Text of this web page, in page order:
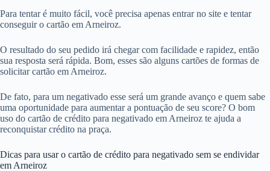
Para tentar é muito fácil, você precisa apenas entrar no site e tentar
conseguir o cartão em Arneiroz.
O resultado do seu pedido irá chegar com facilidade e rapidez, então
sua resposta será rápida. Bom, esses são alguns cartões de formas de
solicitar cartão em Arneiroz.
De fato, para um negativado esse será um grande avanço e quem sabe
uma oportunidade para aumentar a pontuação de seu score? O bom
uso do cartão de crédito para negativado em Arneiroz te ajuda a
reconquistar crédito na praça.
Dicas para usar o cartão de crédito para negativado sem se endividar
em Arneiroz